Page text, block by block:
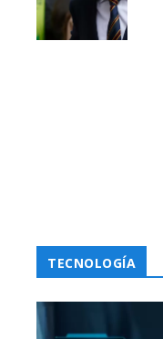
TECNOLOGÍA